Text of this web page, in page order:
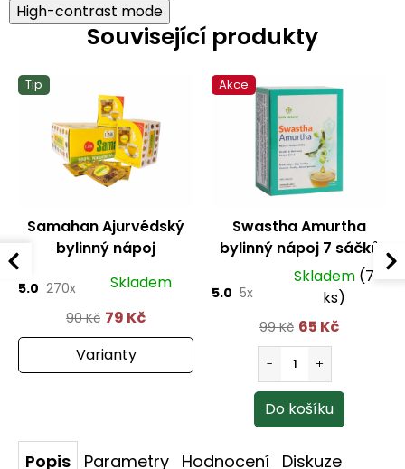
High-contrast mode
Související produkty
Tip
Samahan Ajurvédský
bylinný nápoj
5.0 270x Skladem
90 Kč 79 Kč
Varianty
Akce
Swastha Amurtha
bylinný nápoj 7 sáčků
5.0 5x
Skladem (7
ks)
99 Kč 65 Kč
Popis Parametry Hodnocení Diskuze